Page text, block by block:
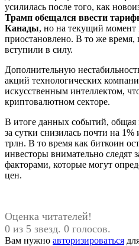
усилилась после того, как
Трамп обещался ввести
Канады, но на текущий
приостановлено. В то же
вступили в силу.
Дополнительную
акций технологических
искусственным интеллектом,
криптовалютном секторе.
В итоге данных событий, общая
за сутки снизилась почти на 1%
трлн. В то время как биткоин
инвесторы внимательно следят
факторами, которые могут
цен.
Оценка читателей!
0 из 5 звезд. 0 голосов.
Вам нужно авторизироваться